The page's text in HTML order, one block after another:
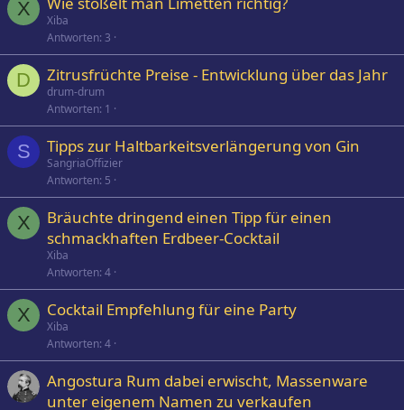
X
Xiba
Antworten 3
D Zitrusfrüchte Preise - Entwicklung über das Jahr
drum-drum
Antworten 1
S Tipps zur Haltbarkeitsverlängerung von Gin
SangriaOffizier
Antworten 5
X
Bräuchte dringend einen Tipp für einen
schmackhaften Erdbeer-Cocktail
Xiba
Antworten 4
X Cocktail Empfehlung für eine Party
Xiba
Antworten 4
Angostura Rum dabei erwischt, Massenware
unter eigenem Namen zu verkaufen